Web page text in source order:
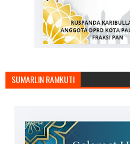
SUMARLIN RAMKUTI